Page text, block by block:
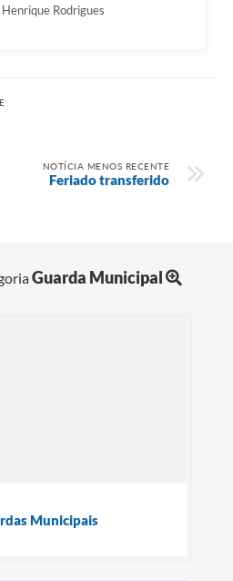
Rodrigues
NOTÍCIA MENOS RECENTE
Feriado transferido
Guarda Municipal
Municipais